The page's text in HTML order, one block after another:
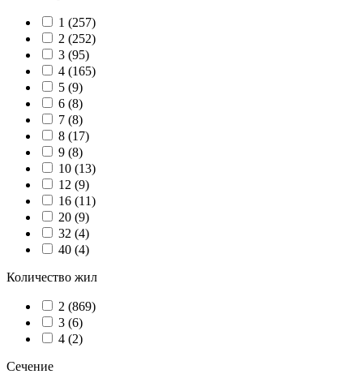
1 (257)
2 (252)
3 (95)
4 (165)
5 (9)
6 (8)
7 (8)
8 (17)
9 (8)
10 (13)
12 (9)
16 (11)
20 (9)
32 (4)
40 (4)
Количество жил
2 (869)
3 (6)
4 (2)
Сечение